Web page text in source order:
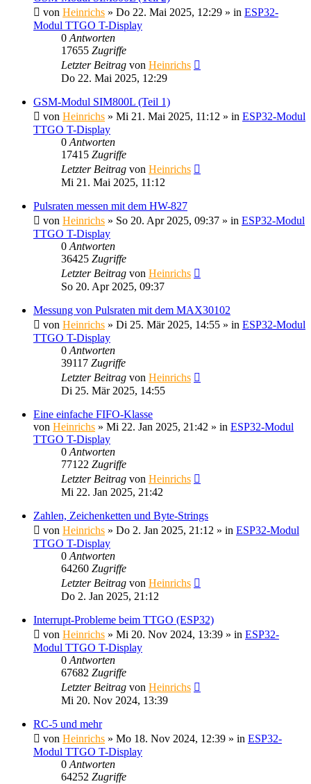
von Heinrichs » Do 22. Mai 2025, 12:29 » in ESP32-
Modul TTGO T-Display
0 Antworten
17655 Zugriffe
Letzter Beitrag von Heinrichs
Do 22. Mai 2025, 12:29
GSM-Modul SIM800L (Teil 1)
von Heinrichs » Mi 21. Mai 2025, 11:12 » in ESP32-Modul
TTGO T-Display
0 Antworten
17415 Zugriffe
Letzter Beitrag von Heinrichs
Mi 21. Mai 2025, 11:12
Pulsraten messen mit dem HW-827
von Heinrichs » So 20. Apr 2025, 09:37 » in ESP32-Modul
TTGO T-Display
0 Antworten
36425 Zugriffe
Letzter Beitrag von Heinrichs
So 20. Apr 2025, 09:37
Messung von Pulsraten mit dem MAX30102
von Heinrichs » Di 25. Mär 2025, 14:55 » in ESP32-Modul
TTGO T-Display
0 Antworten
39117 Zugriffe
Letzter Beitrag von Heinrichs
Di 25. Mär 2025, 14:55
Eine einfache FIFO-Klasse
von Heinrichs » Mi 22. Jan 2025, 21:42 » in ESP32-Modul
TTGO T-Display
0 Antworten
77122 Zugriffe
Letzter Beitrag von Heinrichs
Mi 22. Jan 2025, 21:42
Zahlen, Zeichenketten und Byte-Strings
von Heinrichs » Do 2. Jan 2025, 21:12 » in ESP32-Modul
TTGO T-Display
0 Antworten
64260 Zugriffe
Letzter Beitrag von Heinrichs
Do 2. Jan 2025, 21:12
Interrupt-Probleme beim TTGO (ESP32)
von Heinrichs » Mi 20. Nov 2024, 13:39 » in ESP32-
Modul TTGO T-Display
0 Antworten
67682 Zugriffe
Letzter Beitrag von Heinrichs
Mi 20. Nov 2024, 13:39
RC-5 und mehr
von Heinrichs » Mo 18. Nov 2024, 12:39 » in ESP32-
Modul TTGO T-Display
0 Antworten
64252 Zugriffe